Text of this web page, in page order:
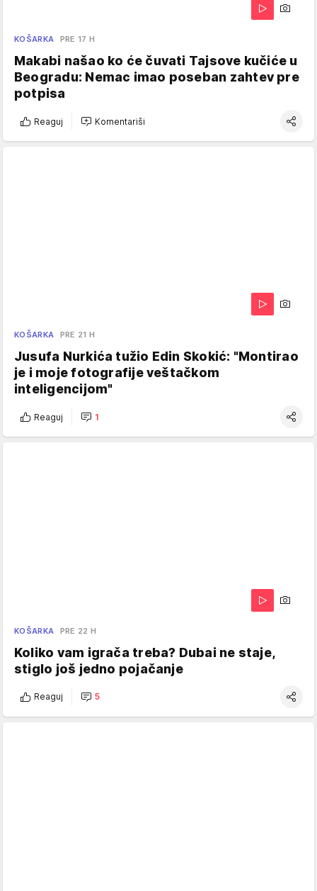
KOŠARKA PRE 17 H
Makabi našao ko će čuvati Tajsove kučiće u
Beogradu: Nemac imao poseban zahtev pre
potpisa
Reaguj Komentariši
KOŠARKA PRE 21 H
Jusufa Nurkića tužio Edin Skokić: "Montirao
je i moje fotografije veštačkom
inteligencijom"
Reaguj 1
KOŠARKA PRE 22 H
Koliko vam igrača treba? Dubai ne staje,
stiglo još jedno pojačanje
Reaguj 5